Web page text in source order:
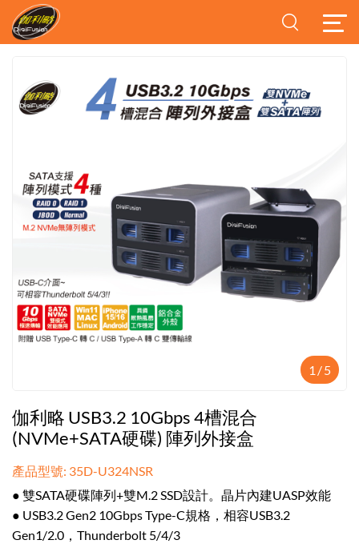
1 /5
伽利略 USB3.2 10Gbps 4槽混合
(NVMe+SATA硬碟) 陣列外接盒
產品型號: 35D-U324NSR
● 雙SATA硬碟陣列+雙M.2 SSD設計。晶片內建UASP效能
● USB3.2 Gen2 10Gbps Type-C規格，相容USB3.2
Gen1/2.0，Thunderbolt 5/4/3